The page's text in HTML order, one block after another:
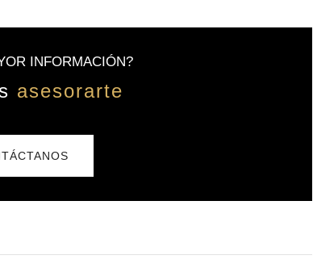
INFORMACIÓN?
asesorarte